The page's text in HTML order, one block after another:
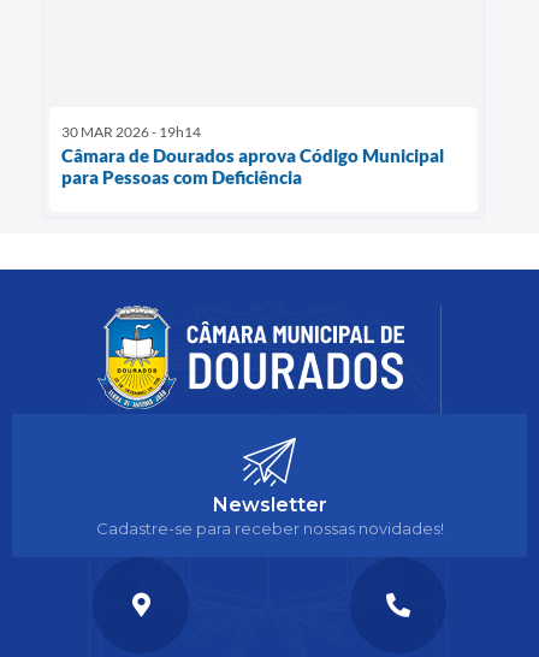
30 MAR 2026 - 19h14
Câmara de Dourados aprova Código Municipal
para Pessoas com Deficiência
Newsletter
Cadastre-se para receber nossas novidades!